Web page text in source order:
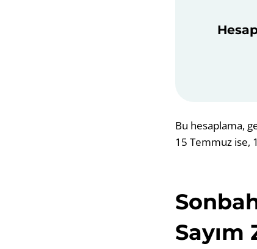
Bu hesaplama,
15 Temmuz ise,
Sayım